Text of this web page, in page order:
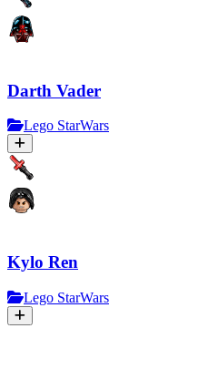
Darth Vader
Lego StarWars
Kylo Ren
Lego StarWars